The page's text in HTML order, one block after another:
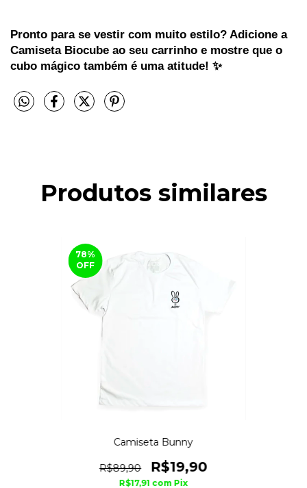
Pronto para se vestir com muito estilo? Adicione a
Camiseta Biocube ao seu carrinho e mostre que o
cubo mágico também é uma atitude! ✨
Produtos similares
78%
OFF
Camiseta Bunny
R$89,90 R$19,90
R$17,91 com Pix